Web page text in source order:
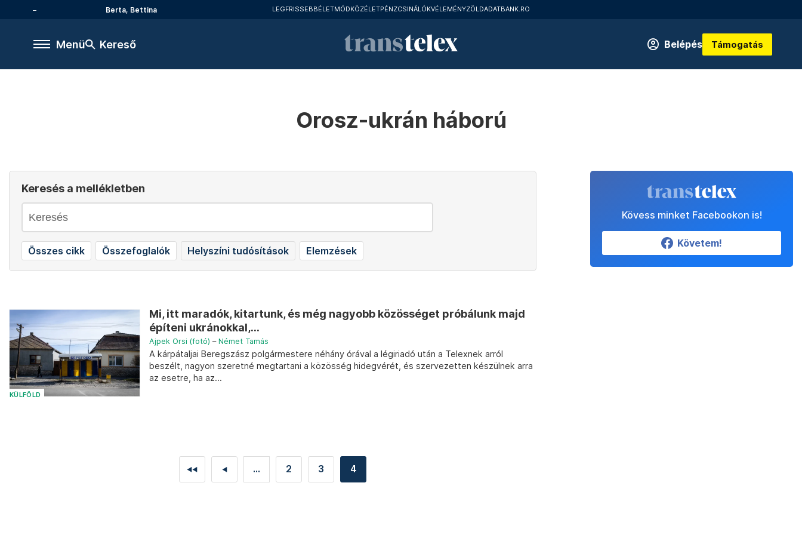
Berta, Bettina LEGFRISSEBBÉLETMÓDKÖZÉLETPÉNZCSINÁLÓKVÉLEMÉNYZÖLDADATBANK.RO
Menü Kereső Belépés Támogatás
Orosz-ukrán háború
Keresés a mellékletben
Összes cikk Összefoglalók Helyszíni tudósítások Elemzések
KÜLFÖLD
Mi, itt maradók, kitartunk, és még nagyobb közösséget próbálunk majd
építeni ukránokkal,...
Ajpek Orsi (fotó) – Német Tamás
A kárpátaljai Beregszász polgármestere néhány órával a légiriadó után a Telexnek arról
beszélt, nagyon szeretné megtartani a közösség hidegvérét, és szervezetten készülnek arra
az esetre, ha az...
◄◄ ◄ ... 2 3 4
Kövess minket Facebookon is!
Követem!